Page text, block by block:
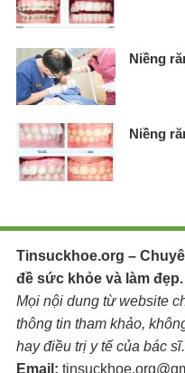
Niềng
Niềng
Tinsuckhoe.org –
đề sức khỏe và làm đẹp.
Mọi nội dung từ website
thông tin tham khảo,
hay điều trị y tế của bác sĩ.
Email: